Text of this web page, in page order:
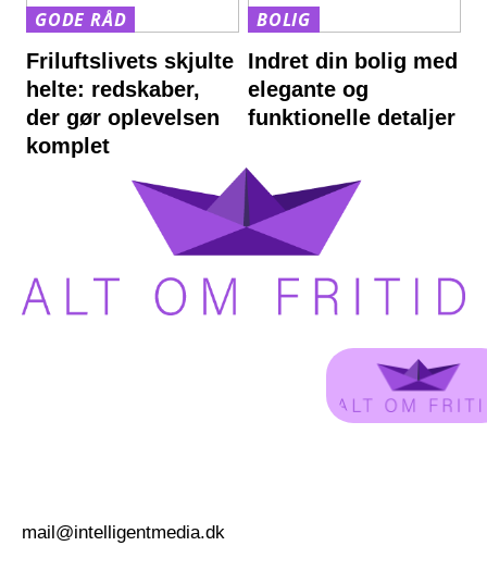
GODE RÅD
Friluftslivets skjulte
helte: redskaber,
der gør oplevelsen
komplet
BOLIG
Indret din bolig med
elegante og
funktionelle detaljer
mail@intelligentmedia.dk